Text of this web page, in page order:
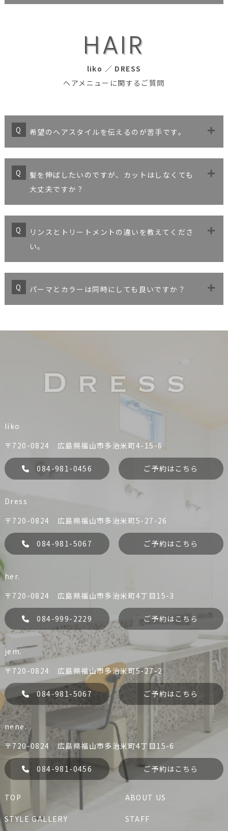
HAIR
liko ／ DRESS
ヘアメニューに関するご質問
希望のヘアスタイルを伝えるのが苦手です。
髪を伸ばしたいのですが、カットはしなくても
大丈夫ですか？
リンスとトリートメントの違いを教えてくださ
い。
パーマとカラーは同時にしても良いですか？
liko
084-981-0456
予約する
Dress
084-981-5067
her.
084-999-2229
jem.
084-981-5067
nene.
084-981-0456
liko Dress
jem.
liko
〒720-0824 広島県福山市多治米町4-15-6
084-981-0456 ご予約はこちら
Dress
〒720-0824 広島県福山市多治米町5-27-26
084-981-5067 ご予約はこちら
her.
〒720-0824 広島県福山市多治米町4丁目15-3
084-999-2229 ご予約はこちら
jem.
〒720-0824 広島県福山市多治米町5-27-2
084-981-5067 ご予約はこちら
nene.
〒720-0824 広島県福山市多治米町4丁目15-6
084-981-0456 ご予約はこちら
TOP ABOUT US
STYLE GALLERY STAFF